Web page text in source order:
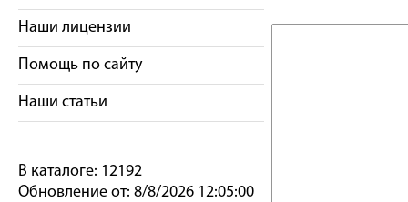
Наши лицензии
Помощь по сайту
Наши статьи
В каталоге: 12192
Обновление от: 8/8/2026 12:05:00